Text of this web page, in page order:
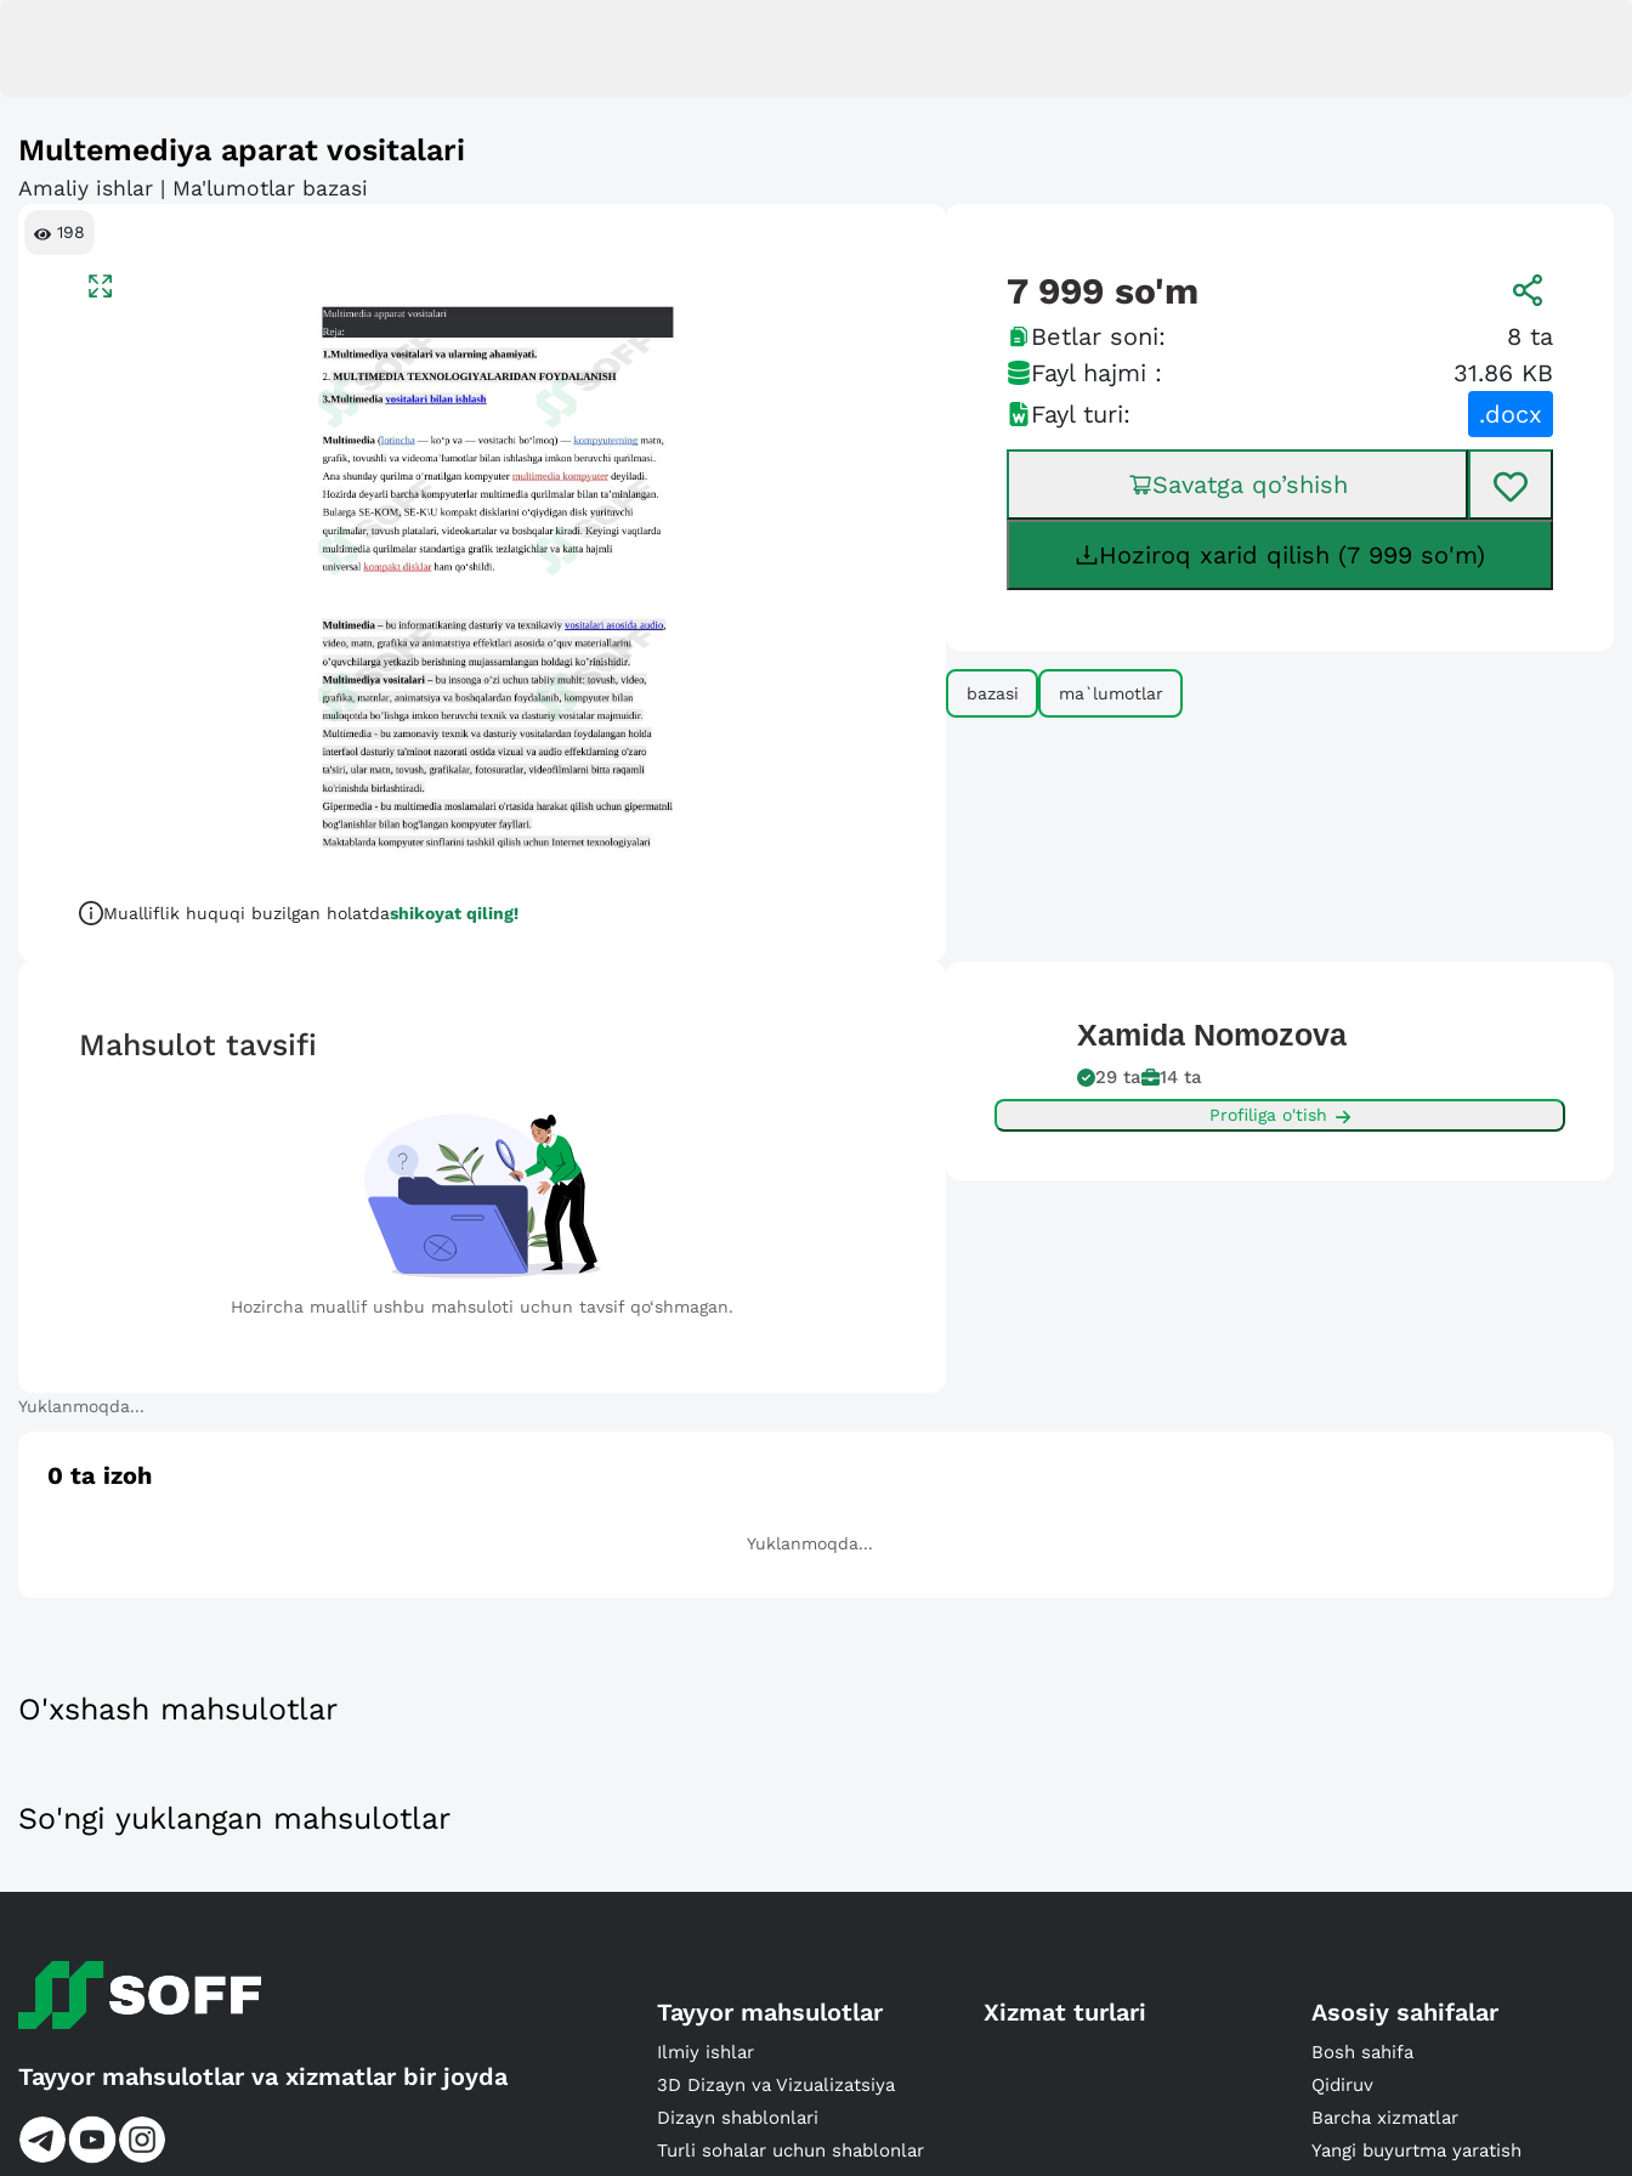
Multemediya aparat vositalari
Amaliy ishlar | Ma'lumotlar bazasi
198
Mualliflik huquqi buzilgan holatdashikoyat qiling!
7 999 so'm
Betlar soni: 8 ta
Fayl hajmi :
31.86 KB
Fayl turi:
.docx
Savatga qo’shish
Hoziroq xarid qilish (7 999 so'm)
bazasi ma`lumotlar
Mahsulot tavsifi
Hozircha muallif ushbu mahsuloti uchun tavsif qo‘shmagan.
Xamida Nomozova
29 ta 14 ta
Profiliga o'tish
Yuklanmoqda...
0 ta izoh
Yuklanmoqda...
O'xshash mahsulotlar
So'ngi yuklangan mahsulotlar
Tayyor mahsulotlar va xizmatlar bir joyda
Tayyor mahsulotlar
Ilmiy ishlar
3D Dizayn va Vizualizatsiya
Dizayn shablonlari
Turli sohalar uchun shablonlar
Xizmat turlari Asosiy sahifalar
Bosh sahifa
Qidiruv
Barcha xizmatlar
Yangi buyurtma yaratish